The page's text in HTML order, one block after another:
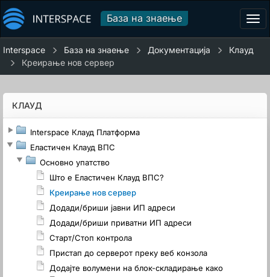
База на знаење
Interspace База на знаење Документација
Клауд
Креирање нов сервер
КЛАУД
Interspace Клауд Платформа
Еластичен Клауд ВПС
Основно упатство
Што е Еластичен Клауд ВПС?
Креирање нов сервер
Додади/бриши јавни ИП адреси
Додади/бриши приватни ИП адреси
Старт/Стоп контрола
Пристап до серверот преку веб конзола
Додајте волумени на блок-складирање како